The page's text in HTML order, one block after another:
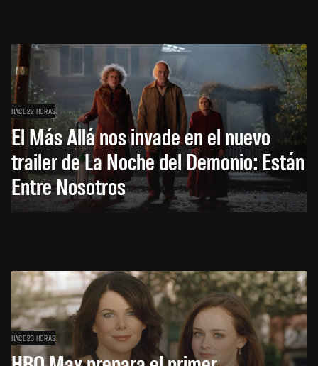
HACE 22 HORAS
El Más Allá nos invade en el nuevo
trailer de La Noche del Demonio: Están
Entre Nosotros
HACE 23 HORAS